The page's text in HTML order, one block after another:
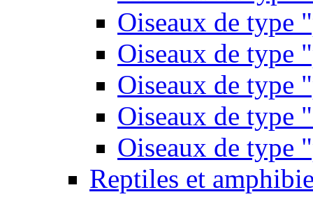
Oiseaux de type
Oiseaux de type
Oiseaux de type
Oiseaux de type
Oiseaux de type
Reptiles et